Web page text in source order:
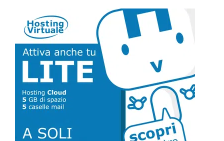
Barra
laterale
primaria